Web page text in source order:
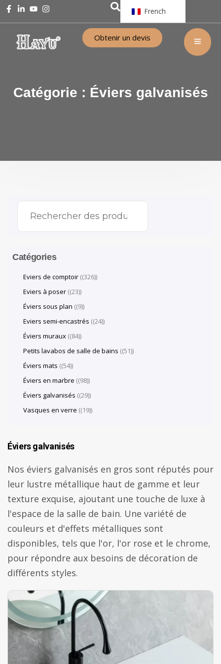
French
Obtenir un devis
Catégorie : Éviers galvanisés
Éviers galvanisés
Nos éviers galvanisés en gros sont réputés pour
leur lustre métallique haut de gamme et leur
texture exquise, ajoutant une touche de luxe à
l'espace de la salle de bain. Une variété de
couleurs et d'effets métalliques sont
disponibles, tels que l'or, l'or rose et le chrome,
pour répondre aux besoins de décoration de
différents styles.
Catégories
Eviers de comptoir (326)
Eviers à poser (23)
Éviers sous plan (9)
Eviers semi-encastrés (24)
Éviers muraux (84)
Petits lavabos de salle de bains (51)
Éviers mats (54)
Éviers en marbre (98)
Éviers galvanisés (29)
Vasques en verre (19)